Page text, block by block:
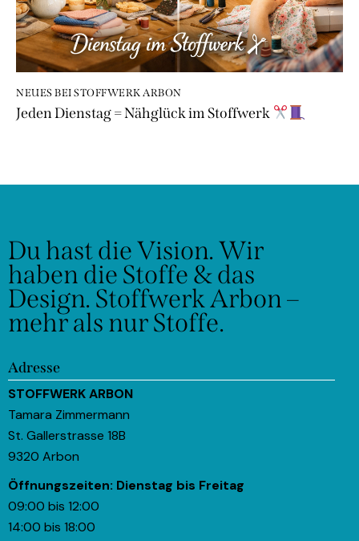
NEUES BEI STOFFWERK ARBON
Jeden Dienstag = Nähglück im Stoffwerk
Du hast die Vision.Wir
haben die Stoffe & das
Design. Stoffwerk Arbon –
mehr als nur Stoffe.
Adresse
STOFFWERK ARBON
Tamara Zimmermann
St. Gallerstrasse 18B
9320 Arbon
Öffnungszeiten: Dienstag bis Freitag
09:00 bis 12:00
14:00 bis 18:00